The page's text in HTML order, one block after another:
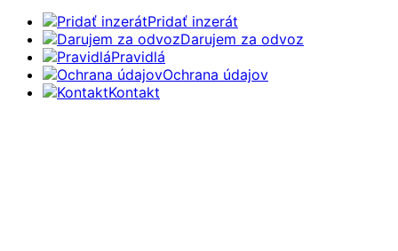
Pridať inzerát
Darujem za odvoz
Pravidlá
Ochrana údajov
Kontakt